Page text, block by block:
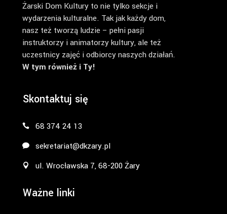
Żarski Dom Kultury to nie tylko sekcje i
wydarzenia kulturalne. Tak jak każdy dom,
nasz też tworzą ludzie – pełni pasji
instruktorzy i animatorzy kultury, ale też
uczestnicy zajęć i odbiorcy naszych działań.
W tym również i Ty!
Skontaktuj się
68 374 24 13
sekretariat@dkzary.pl
ul. Wrocławska 7, 68-200 Żary
Ważne linki